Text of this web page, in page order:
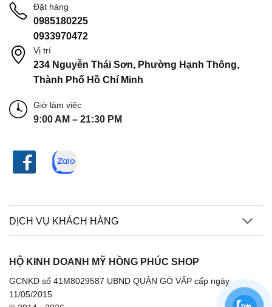
Đặt hàng
0985180225
0933970472
Vị trí
234 Nguyễn Thái Sơn, Phường Hạnh Thông,
Thành Phố Hồ Chí Minh
Giờ làm việc
9:00 AM – 21:30 PM
DỊCH VỤ KHÁCH HÀNG
HỘ KINH DOANH MỸ HỒNG PHÚC SHOP
GCNKD số 41M8029587 UBND QUẬN GÒ VẤP cấp ngày
11/05/2015